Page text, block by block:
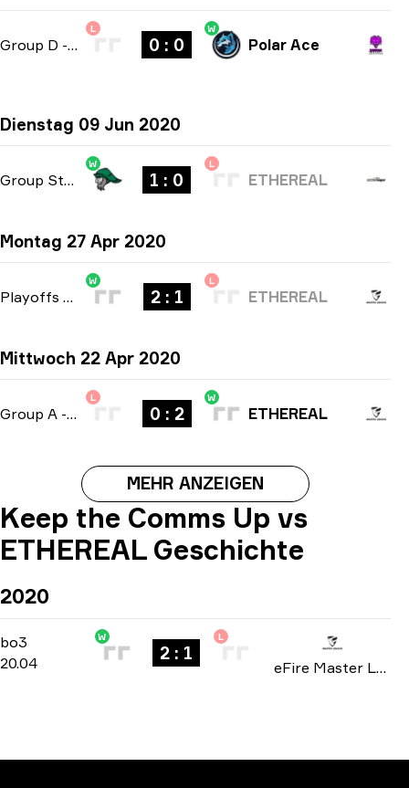
Group D - bo2
L
0 : 0
W
Polar Ace
Dienstag 09 Jun 2020
Group Stage -bo1
W
1 : 0
L
ETHEREAL
Montag 27 Apr 2020
Playoffs bo3
W
2 : 1
L
ETHEREAL
Mittwoch 22 Apr 2020
Group A - bo3
L
0 : 2
W
ETHEREAL
MEHR ANZEIGEN
Keep the Comms Up vs
ETHEREAL Geschichte
2020
bo3 -bo3
20.04
W
2 : 1
L
eFire Master League: North America season 2 2020